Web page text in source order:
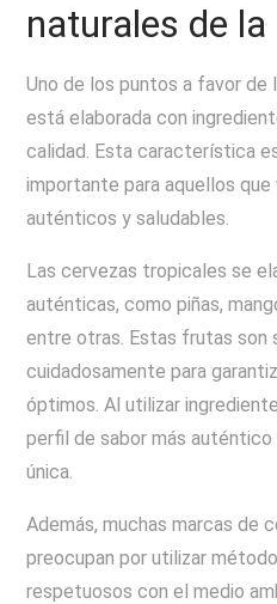
naturales de
Uno de los puntos a favor de
está elaborada con
calidad. Esta característica
importante para aquellos
auténticos y saludables.
Las cervezas tropicales se
auténticas, como piñas,
entre otras. Estas frutas son
cuidadosamente para
óptimos. Al utilizar
perfil de sabor más auténtico
única.
Además, muchas marcas de
preocupan por utilizar
respetuosos con el medio